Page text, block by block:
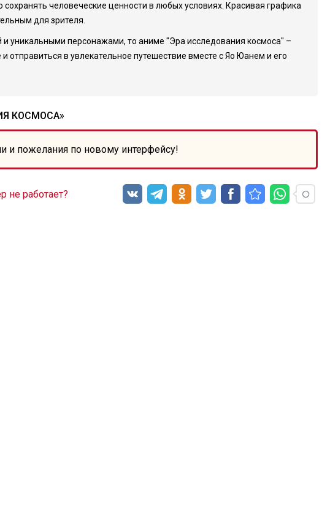
человеческие ценности в любых условиях. Красивая графика
для зрителя.
уникальными персонажами, то аниме "Эра исследования космоса" –
отправиться в увлекательное путешествие вместе с Яо Юанем и его
КОСМОСА»
и пожелания по новому интерфейсу!
не работает?